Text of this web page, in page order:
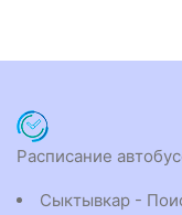
Расписание
Сыктывкар -